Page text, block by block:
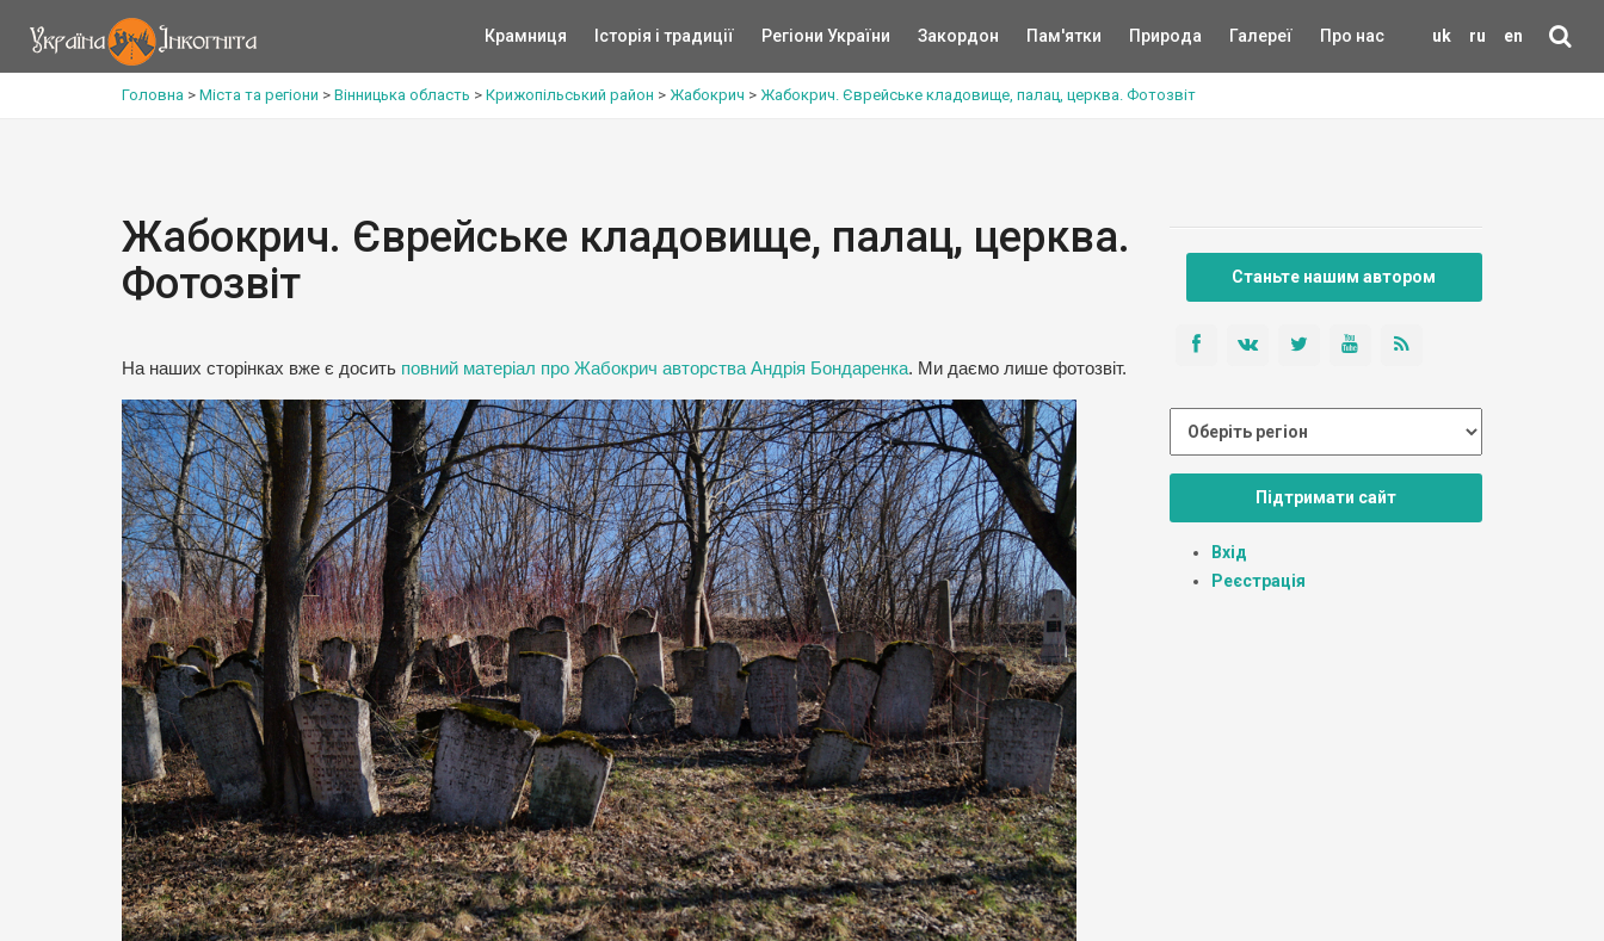
uk ru en
Крамниця Історія і традиції Регіони України Закордон Пам'ятки Природа Галереї Про нас
Головна > Міста та регіони > Вінницька область > Крижопільський район > Жабокрич > Жабокрич. Єврейське кладовище, палац, церква. Фотозвіт
Жабокрич. Єврейське кладовище, палац, церква.
Фотозвіт
На наших сторінках вже є досить повний матеріал про Жабокрич авторства Андрія Бондаренка. Ми даємо лише фотозвіт.
Станьте нашим автором
Підтримати сайт
Вхід
Реєстрація